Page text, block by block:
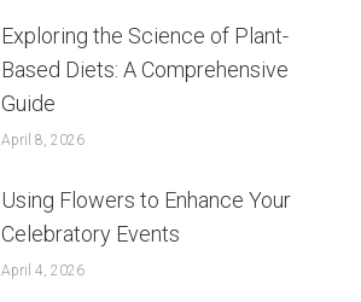
Exploring the Science of Plant-
Based Diets: A Comprehensive
Guide
April 8, 2026
Using Flowers to Enhance Your
Celebratory Events
April 4, 2026